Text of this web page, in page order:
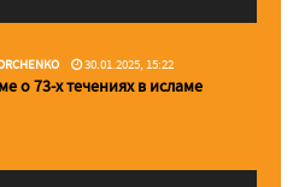
30.01.2025, 15:22
о 73-х течениях в исламе